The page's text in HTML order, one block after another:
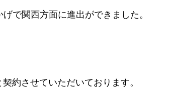
で関西方面に進出ができました。
約させていただいております。